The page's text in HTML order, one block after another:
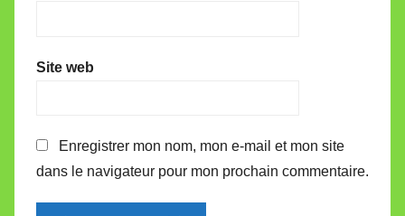
Site web
Enregistrer mon nom, mon e-mail et mon site
dans le navigateur pour mon prochain commentaire.